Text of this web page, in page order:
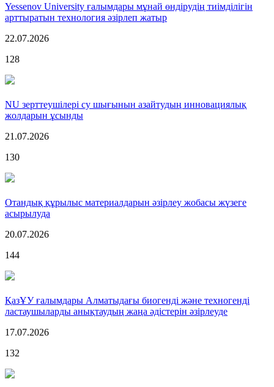
Yessenov University ғалымдары мұнай өндірудің тиімділігін
арттыратын технология әзірлеп жатыр
22.07.2026
128
NU зерттеушілері су шығынын азайтудың инновациялық
жолдарын ұсынды
21.07.2026
130
Отандық құрылыс материалдарын әзірлеу жобасы жүзеге
асырылуда
20.07.2026
144
ҚазҰУ ғалымдары Алматыдағы биогенді және техногенді
ластаушыларды анықтаудың жаңа әдістерін әзірлеуде
17.07.2026
132